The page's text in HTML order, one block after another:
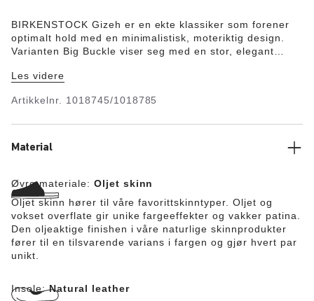
BIRKENSTOCK Gizeh er en ekte klassiker som forener
optimalt hold med en minimalistisk, moteriktig design.
Varianten Big Buckle viser seg med en stor, elegant
beskjedne sandalen. Dekksålen til den halve, eksklusive
fargemessig til skoen. Overmaterialet består av spesielt
Les videre
Artikkelnr. 1018745/1018785
Material
Øvre materiale: Oljet skinn
Oljet skinn hører til våre favorittskinntyper. Oljet og
vokset overflate gir unike fargeeffekter og vakker patina.
Den oljeaktige finishen i våre naturlige skinnprodukter
fører til en tilsvarende varians i fargen og gjør hvert par
unikt.
Insole:Natural leather